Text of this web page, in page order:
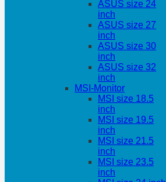
ASUS size 24
inch
ASUS size 27
inch
ASUS size 30
inch
ASUS size 32
inch
MSI-Monitor
MSI size 18.5
inch
MSI size 19.5
inch
MSI size 21.5
inch
MSI size 23.5
inch